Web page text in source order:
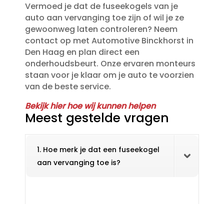
Vermoed je dat de fuseekogels van je
auto aan vervanging toe zijn of wil je ze
gewoonweg laten controleren? Neem
contact op met Automotive Binckhorst in
Den Haag en plan direct een
onderhoudsbeurt.​ Onze ervaren monteurs
staan voor je klaar om je auto te voorzien
van de beste service.​
Bekijk hier hoe wij kunnen helpen
Meest gestelde vragen
1. Hoe merk je dat een fuseekogel
aan vervanging toe is?